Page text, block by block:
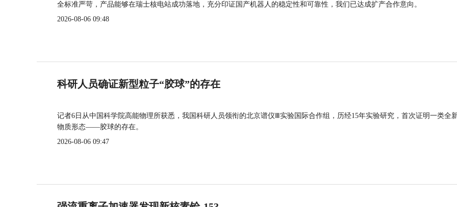
全标准严苛，产品能够在瑞士核电站成功落地，充分印证国产机器人的稳定性和可靠性，我们已达成扩产合作意向。
2026-08-06 09:48
科研人员确证新型粒子“胶球”的存在
记者6日从中国科学院高能物理所获悉，我国科研人员领衔的北京谱仪Ⅲ实验国际合作组，历经15年实验研究，首次证明一类全
物质形态——胶球的存在。
2026-08-06 09:47